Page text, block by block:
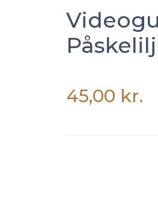
45,00 kr.